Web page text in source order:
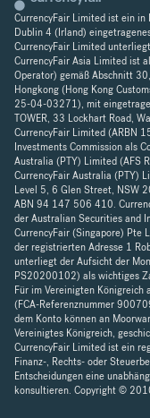
CurrencyFair Limited ist ein
Dublin 4 (Irland)
CurrencyFair Limited
CurrencyFair Asia Limited ist
Operator) gemäß Abschnitt
Hongkong (Hong Kong
25-04-03271), mit
TOWER, 33 Lockhart Road,
CurrencyFair Limited (ARBN
Investments Commission als
Australia (PTY) Limited (AFS
CurrencyFair Australia (PTY)
Level 5, 6 Glen Street, NSW
ABN 94 147 506 410.
der Australian Securities and
CurrencyFair (Singapore) Pte
der registrierten Adresse 1
unterliegt der Aufsicht der
PS20200102) als wichtiges
Für im Vereinigten Königreich
(FCA-Referenznummer
dem Konto können an
Vereinigtes Königreich,
CurrencyFair Limited ist ein
Finanz-, Rechts- oder
Entscheidungen eine
konsultieren. Copyright ©